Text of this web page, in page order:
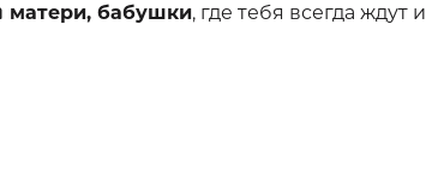
матери, бабушки, где тебя всегда ждут и